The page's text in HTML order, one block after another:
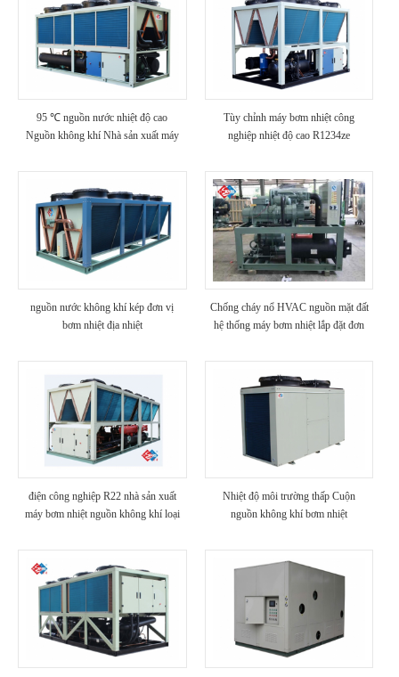
95 ℃ nguồn nước nhiệt độ cao
Nguồn không khí Nhà sản xuất máy
Tùy chỉnh máy bơm nhiệt công
nghiệp nhiệt độ cao R1234ze
nguồn nước không khí kép đơn vị
bơm nhiệt địa nhiệt
Chống cháy nổ HVAC nguồn mặt đất
hệ thống máy bơm nhiệt lắp đặt đơn
điện công nghiệp R22 nhà sản xuất
máy bơm nhiệt nguồn không khí loại
Nhiệt độ môi trường thấp Cuộn
nguồn không khí bơm nhiệt